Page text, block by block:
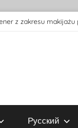
z zakresu
Русский